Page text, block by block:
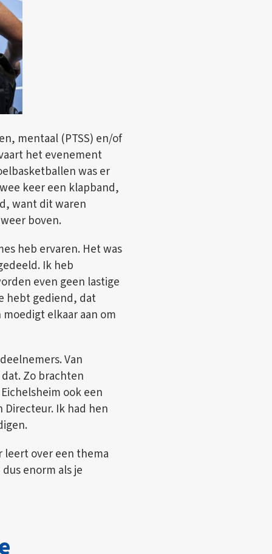
mentaal (PTSS) en/of
het evenement
was er
keer een klapband,
want dit waren
boven.
heb ervaren. Het was
Ik heb
even geen lastige
hebt gediend, dat
elkaar aan om
Van
Zo brachten
ook een
Directeur. Ik had hen
leert over een thema
enorm als je